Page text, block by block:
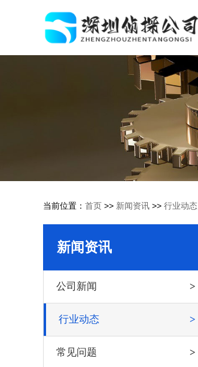
当前位置： 首页 >> 新闻资讯 >> 行业动态
新闻资讯
公司新闻
行业动态
常见问题